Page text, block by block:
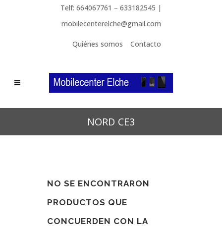
Telf: 664067761 – 633182545 |
mobilecenterelche@gmail.com
Quiénes somos Contacto
NORD CE3
NO SE ENCONTRARON
PRODUCTOS QUE
CONCUERDEN CON LA